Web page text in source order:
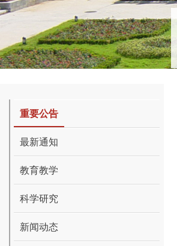
重要公告
最新通知
教育教学
科学研究
新闻动态